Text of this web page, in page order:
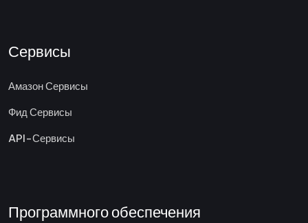
Сервисы
Амазон Сервисы
Фид Сервисы
API-Сервисы
Программного обеспечения